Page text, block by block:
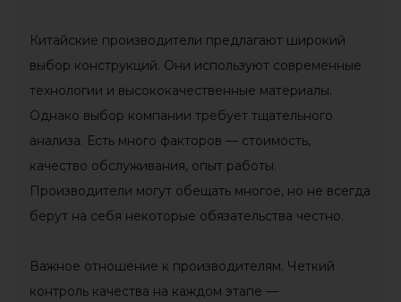
Китайские производители предлагают широкий
выбор конструкций. Они используют современные
технологии и высококачественные материалы.
Однако выбор компании требует тщательного
анализа. Есть много факторов — стоимость,
качество обслуживания, опыт работы.
Производители могут обещать многое, но не всегда
берут на себя некоторые обязательства честно.
Важное отношение к производителям. Четкий
контроль качества на каждом этапе —